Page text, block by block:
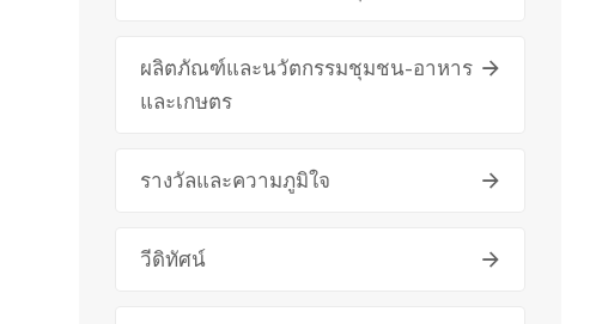
ผลิตภัณฑ์และนวัตกรรมชุมชน-อาหาร
และเกษตร
รางวัลและความภูมิใจ
วีดิทัศน์